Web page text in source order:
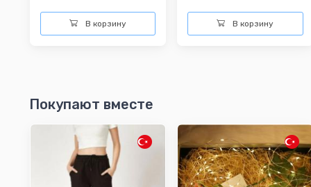
В корзину В корзину
Покупают вместе